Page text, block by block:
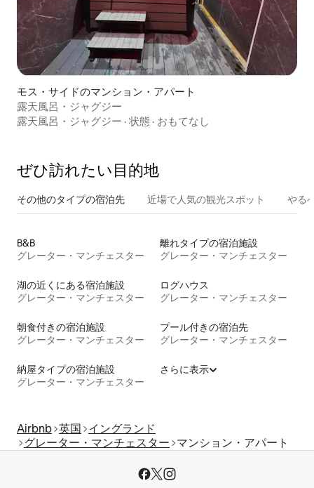
モス・サイドのマンション・アパート
露天風呂・ジャグジー
露天風呂・ジャグジー · 状態 · おもてなし
ぜひ訪⁠れ⁠た⁠い目⁠的⁠地
その他のタ⁠イ⁠プ⁠の宿⁠泊⁠先 近場で人気の観光スポット やる
B&B
グレーター・マンチェスター
離れタイプの宿泊施設
グレーター・マンチェスター
湖の近くにある宿泊施設
グレーター・マンチェスター
ログハウス
グレーター・マンチェスター
朝食付きの宿泊施設
グレーター・マンチェスター
プール付きの宿泊先
グレーター・マンチェスター
納屋タイプの宿泊施設
グレーター・マンチェスター
さらに表示
Airbnb 英国 イングランド
グレーター・マンチェスター マンション・アパート